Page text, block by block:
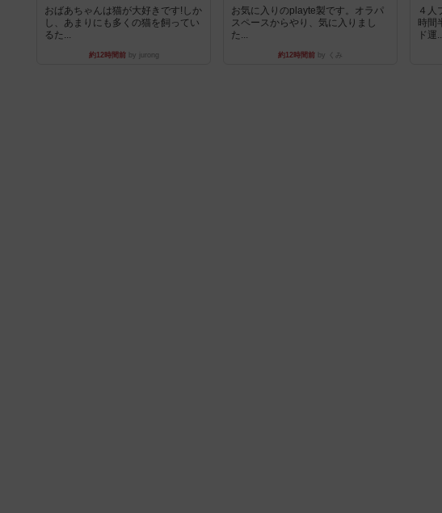
おばあちゃんは猫が大好きです!しか
し、あまりにも多くの猫を飼ってい
るた...
約12時間前by jurong
お気に入りのplayte製です。オラパ
スペースからやり、気に入りまし
た...
約12時間前 by くみ
４人
時間
ド運